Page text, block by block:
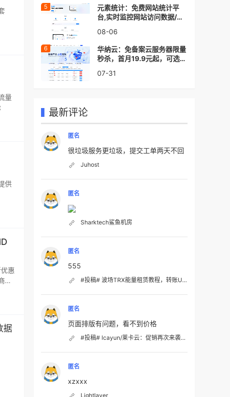
量
供
惠
家
据
元素统计：免费网站统计平
台,实时监控网站访问数据/深
长
08-06
华纳云：免备案云服务器限量
秒杀，首月19.9元起，可选香
07-31
最新评论
匿名
很垃圾服务更垃圾，提交工单两天不回
Juhost
匿名
Sharktech鲨鱼机房
匿名
555
#投稿# 波场TRX能量租赁教程，转账USDT手续费降低80%
匿名
页面排版有问题，看不到价格
#投稿# lcayun/莱卡云：促销再次来袭仅需19.99元/月起，香港CN2、韩国CN2、日本优化、美国优化；国内VPS不限流量
匿名
xzxxx
Lightlayer